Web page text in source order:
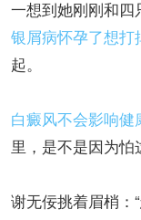
一想到她刚刚和四
银屑病怀孕了想打
起。
白癜风不会影响健
里，是不是因为怕
谢无佞挑着眉梢：